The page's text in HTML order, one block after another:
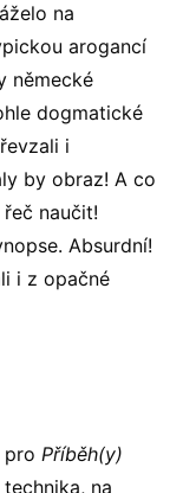
na
arogancí
německé
dogmatické
i
by obraz! A co
naučit!
Absurdní!
i z opačné
pro Příběh(y)
na